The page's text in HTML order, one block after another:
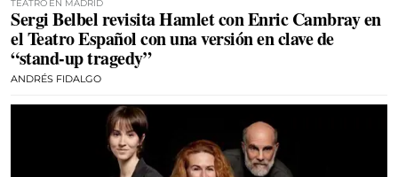
TEATRO EN MADRID
Sergi Belbel revisita Hamlet con Enric Cambray en
el Teatro Español con una versión en clave de
“stand-up tragedy”
ANDRÉS FIDALGO